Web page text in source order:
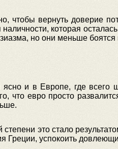
чтобы вернуть доверие
которая
но они меньше боятся
ясно и в Европе, где всего
что евро просто
степени это стало
Греции, успокоить